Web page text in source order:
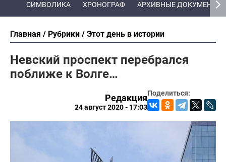
СИМВОЛИКА ХРОНОГРАФ АРХИВНЫЕ ДОКУМЕНТЫ
Главная Рубрики Этот день в истории
Невский проспект перебрался
поближе к Волге…
Поделиться:
Редакция
24 август 2020 - 17:03